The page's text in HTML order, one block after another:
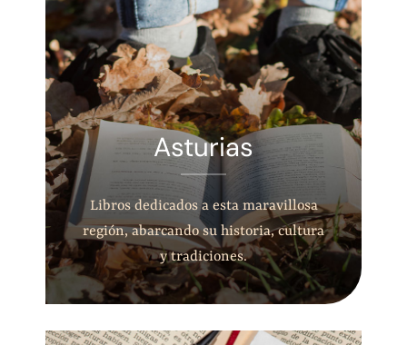
Asturias
Libros dedicados a esta maravillosa
región, abarcando su historia, cultura
y tradiciones.